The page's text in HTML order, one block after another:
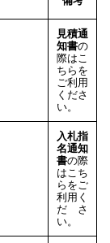
見積通
知書の
際はこ
ちらを
ご利用
くださ
い。
入札指
名通知
書の際
はこち
らをご
利用く
ださ
い。